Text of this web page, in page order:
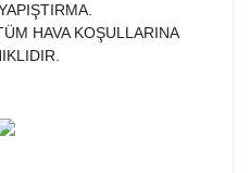
HAVA KOŞULLARINA